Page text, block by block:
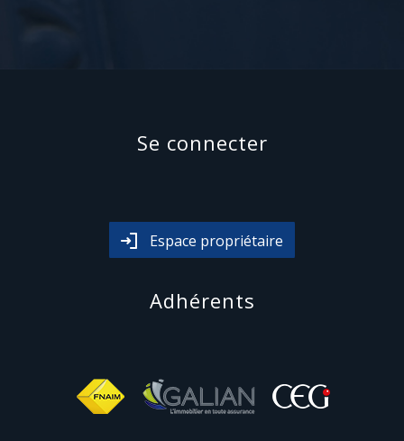
Se connecter
Espace propriétaire
Adhérents